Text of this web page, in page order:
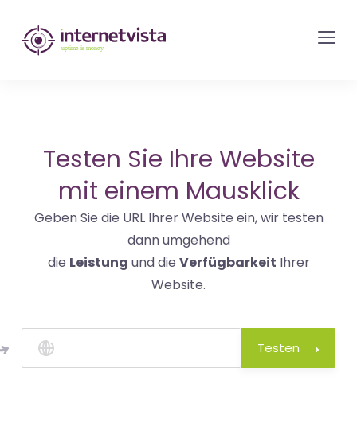
internetvista
Monitoring
Websites
und
Internet-
Diensten
Uptime
Testen Sie Ihre Website
mit einem Mausklick
Geben Sie die URL Ihrer Website ein, wir testen
dann umgehend
die Leistung und die Verfügbarkeit Ihrer
Website.
Testen